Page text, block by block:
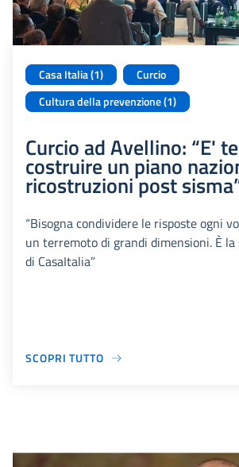
Casa Italia (1)
Curcio
Cultura della prevenzione (1)
Curcio ad Avellino: “E'
costruire un piano
ricostruzioni post
“Bisogna condividere le risposte ogni
un terremoto di grandi dimensioni. È
di CasaItalia”
SCOPRI TUTTO